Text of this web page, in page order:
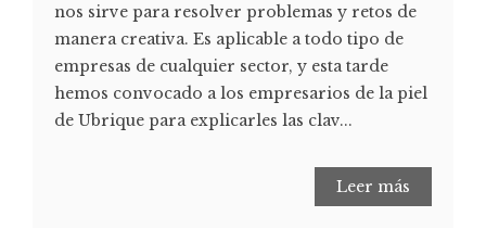
nos sirve para resolver problemas y retos de
manera creativa. Es aplicable a todo tipo de
empresas de cualquier sector, y esta tarde
hemos convocado a los empresarios de la piel
de Ubrique para explicarles las clav...
Leer más